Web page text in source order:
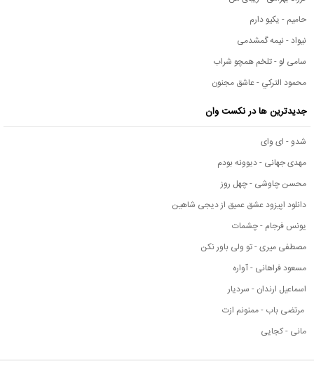
حامیم - یکیو دارم
نیواد - نیمه گمشدمی
سامی لو - تلخم همچو شراب
محمود التركي - عاشق مجنون
جدیدترین ها در نکست وان
شدو - ای وای
مهدی جهانی - دیوونه بودم
محسن چاوشی - چهل روز
دانلود اپیزود عشق عمیق از دیجی شاهین
یونس فرجام - چشمات
مصطفی میری - تو ولی باور نکن
مسعود فراهانی - آواره
اسماعیل ارندان - سردیار
مرتضی باب - ممنونم ازت
مانی - کجایی